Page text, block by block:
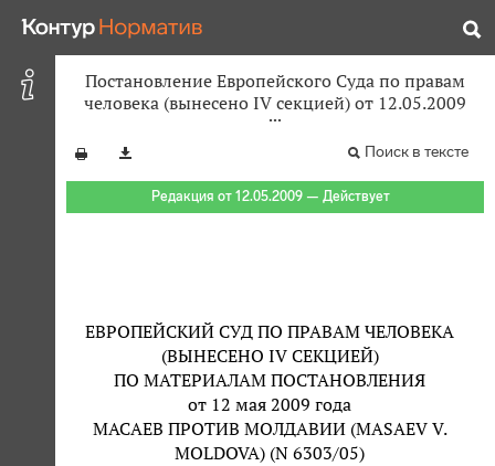
Постановление Европейского Суда по правам
человека (вынесено IV секцией) от 12.05.2009
Поиск в тексте
Редакция от 12.05.2009 — Действует
ЕВРОПЕЙСКИЙ СУД ПО ПРАВАМ ЧЕЛОВЕКА
(ВЫНЕСЕНО IV СЕКЦИЕЙ)
ПО МАТЕРИАЛАМ ПОСТАНОВЛЕНИЯ
от 12 мая 2009 года
МАСАЕВ ПРОТИВ МОЛДАВИИ (MASAEV V.
MOLDOVA) (N 6303/05)